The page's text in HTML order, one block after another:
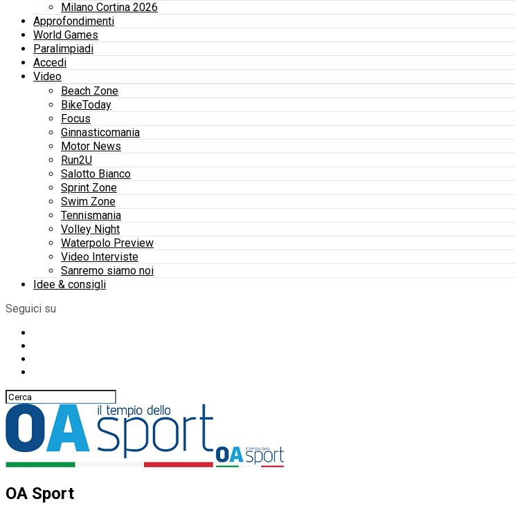
Milano Cortina 2026
Approfondimenti
World Games
Paralimpiadi
Accedi
Video
Beach Zone
BikeToday
Focus
Ginnasticomania
Motor News
Run2U
Salotto Bianco
Sprint Zone
Swim Zone
Tennismania
Volley Night
Waterpolo Preview
Video Interviste
Sanremo siamo noi
Idee & consigli
Seguici su
OA Sport